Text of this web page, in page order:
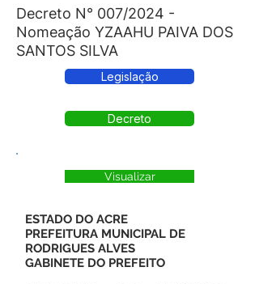
Decreto N° 007/2024 -
Nomeação YZAAHU PAIVA DOS
SANTOS SILVA
Legislação
Decreto
Visualizar
ESTADO DO ACRE
PREFEITURA MUNICIPAL DE
RODRIGUES ALVES
GABINETE DO PREFEITO